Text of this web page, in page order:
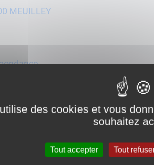
MEUILLEY
des cookies et vous
souhaitez
Tout accepter Tout